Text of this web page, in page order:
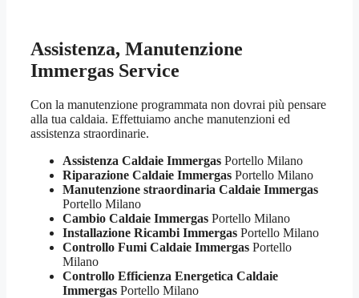
Assistenza, Manutenzione
Immergas Service
Con la manutenzione programmata non dovrai più pensare
alla tua caldaia. Effettuiamo anche manutenzioni ed
assistenza straordinarie.
Assistenza Caldaie Immergas Portello Milano
Riparazione Caldaie Immergas Portello Milano
Manutenzione straordinaria Caldaie Immergas
Portello Milano
Cambio Caldaie Immergas Portello Milano
Installazione Ricambi Immergas Portello Milano
Controllo Fumi Caldaie Immergas Portello
Milano
Controllo Efficienza Energetica Caldaie
Immergas Portello Milano